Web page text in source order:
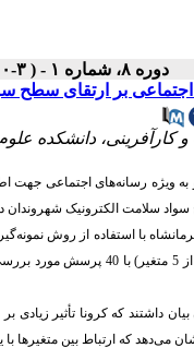
دوره ۸، شماره ۱ - ( ۳-۱۴۰۰ )
بر ارتقای سطح
کارآفرینی، دانشکده
به ویژه رسانه‌های اجتماعی
سواد سلامت الکترونیک
384 نفر از بیماران استان کرمانشاه
که ارتباط بین متغیرها با